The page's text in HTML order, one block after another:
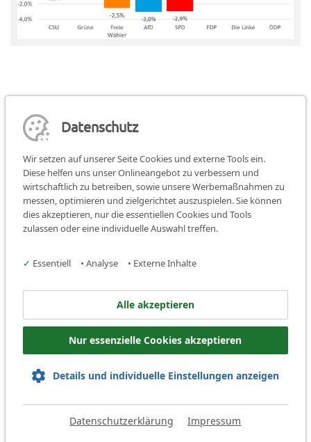
abgegeben. Das Gesamtergebnis aller Wahllokale findet sich
hier.
Teilen:
Kreisjugendring Fürth
Stresemannplatz 11
90763 Fürth
Mail: info@kjr-fuerth.de
Datenschutz Impressum
Datenschutz
Wir setzen auf unserer Seite Cookies und externe Tools ein.
Diese helfen uns unser Onlineangebot zu verbessern und
wirtschaftlich zu betreiben, sowie unsere Werbemaßnahmen zu
messen, optimieren und zielgerichtet auszuspielen. Sie können
dies akzeptieren, nur die essentiellen Cookies und Tools
zulassen oder eine individuelle Auswahl treffen.
✓ Essentiell • Analyse • Externe Inhalte
Alle akzeptieren
Nur essenzielle Cookies akzeptieren
Details und individuelle Einstellungen anzeigen
Datenschutzerklärung Impressum